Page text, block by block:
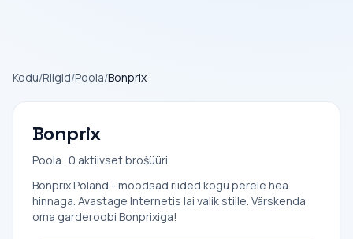
Kodu/Riigid/Poola/Bonprix
Bonprix
Poola · 0 aktiivset brošüüri
Bonprix Poland - moodsad riided kogu perele hea
hinnaga. Avastage Internetis lai valik stiile. Värskenda
oma garderoobi Bonprixiga!